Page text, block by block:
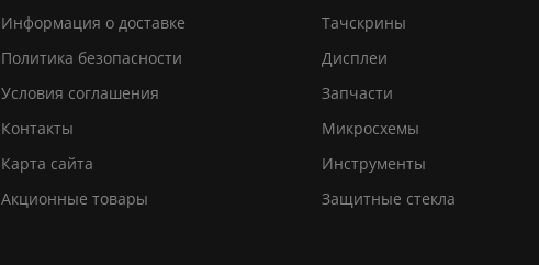
Информация о доставке
Политика безопасности
Условия соглашения
Контакты
Карта сайта
Акционные товары
Тачскрины
Дисплеи
Запчасти
Микросхемы
Инструменты
Защитные стекла